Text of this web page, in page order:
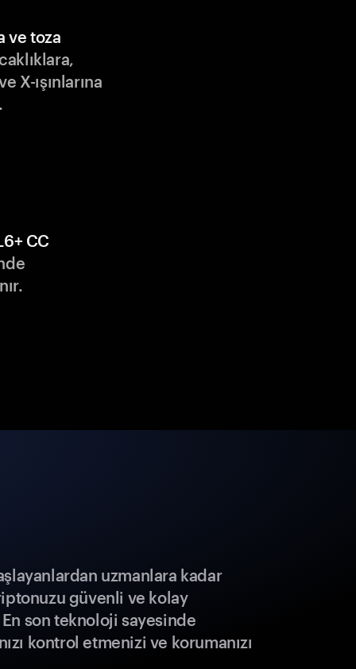
ve toza
X-ışınlarına
CC
uzmanlara kadar
güvenli ve kolay
son teknoloji sayesinde
kontrol etmenizi ve korumanızı